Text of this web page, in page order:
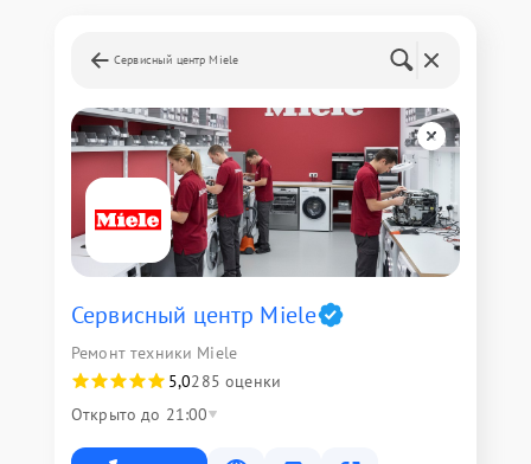
Сервисный центр Miele
Сервисный центр Miele
Ремонт техники Miele
5,0285 оценки
Открыто до 21:00